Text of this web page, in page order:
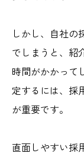
しかし、自社の
でしまうと、紹
時間がかかって
定するには、採
が重要です。
直面しやすい採